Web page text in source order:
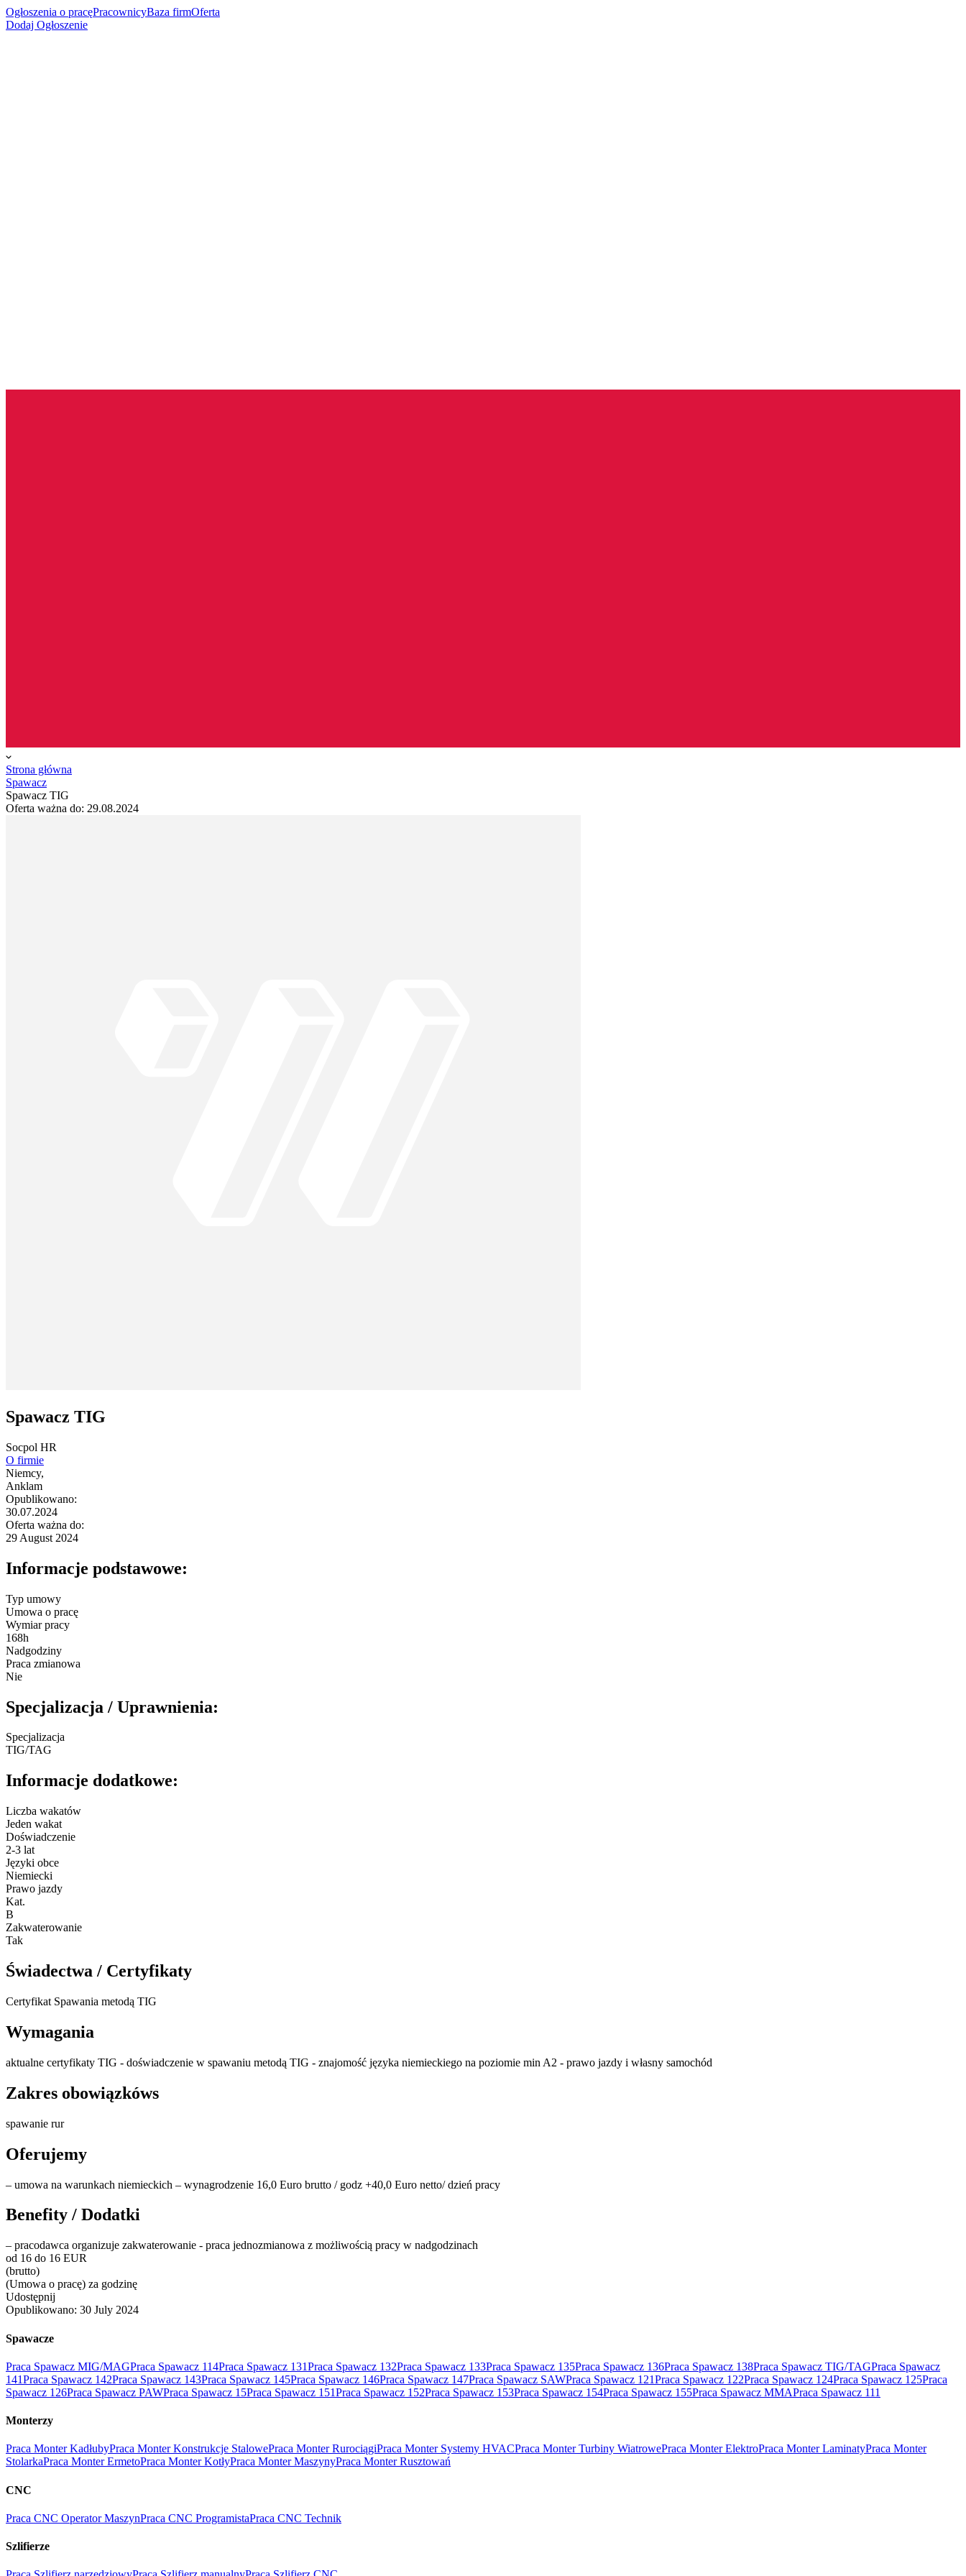
Ogłoszenia o pracęPracownicyBaza firmOferta
Dodaj Ogłoszenie
Strona główna
Spawacz
Spawacz TIG
Oferta ważna do: 29.08.2024
Spawacz TIG
Socpol HR
O firmie
Niemcy,
Anklam
Opublikowano:
30.07.2024
Oferta ważna do:
29 August 2024
Informacje podstawowe:
Typ umowy
Umowa o pracę
Wymiar pracy
168h
Nadgodziny
Praca zmianowa
Nie
Specjalizacja / Uprawnienia:
Specjalizacja
TIG/TAG
Informacje dodatkowe:
Liczba wakatów
Jeden wakat
Doświadczenie
2-3 lat
Języki obce
Niemiecki
Prawo jazdy
Kat.
B
Zakwaterowanie
Tak
Świadectwa / Certyfikaty
Certyfikat Spawania metodą TIG
Wymagania
aktualne certyfikaty TIG - doświadczenie w spawaniu metodą TIG - znajomość języka niemieckiego na poziomie min A2 - prawo jazdy i własny samochód
Zakres obowiązkóws
spawanie rur
Oferujemy
– umowa na warunkach niemieckich – wynagrodzenie 16,0 Euro brutto / godz +40,0 Euro netto/ dzień pracy
Benefity / Dodatki
– pracodawca organizuje zakwaterowanie - praca jednozmianowa z możliwością pracy w nadgodzinach
od 16 do 16 EUR
(brutto)
(Umowa o pracę) za godzinę
Udostępnij
Opublikowano: 30 July 2024
Spawacze
Praca Spawacz MIG/MAGPraca Spawacz 114Praca Spawacz 131Praca Spawacz 132Praca Spawacz 133Praca Spawacz 135Praca Spawacz 136Praca Spawacz 138Praca Spawacz TIG/TAGPraca Spawacz
141Praca Spawacz 142Praca Spawacz 143Praca Spawacz 145Praca Spawacz 146Praca Spawacz 147Praca Spawacz SAWPraca Spawacz 121Praca Spawacz 122Praca Spawacz 124Praca Spawacz 125Praca
Spawacz 126Praca Spawacz PAWPraca Spawacz 15Praca Spawacz 151Praca Spawacz 152Praca Spawacz 153Praca Spawacz 154Praca Spawacz 155Praca Spawacz MMAPraca Spawacz 111
Monterzy
Praca Monter KadłubyPraca Monter Konstrukcje StalowePraca Monter RurociągiPraca Monter Systemy HVACPraca Monter Turbiny WiatrowePraca Monter ElektroPraca Monter LaminatyPraca Monter
StolarkaPraca Monter ErmetoPraca Monter KotłyPraca Monter MaszynyPraca Monter Rusztowań
CNC
Praca CNC Operator MaszynPraca CNC ProgramistaPraca CNC Technik
Szlifierze